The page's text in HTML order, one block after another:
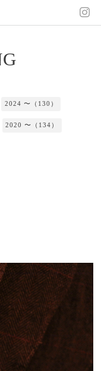
2024 〜（130）
2020 〜（134）